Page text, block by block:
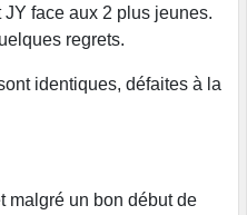
face aux 2 plus jeunes.
regrets.
identiques, défaites à la
malgré un bon début de